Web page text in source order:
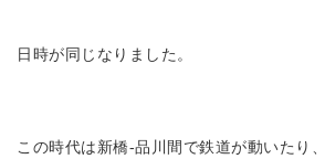
日時が同じなりました。
この時代は新橋-品川間で鉄道が動いたり